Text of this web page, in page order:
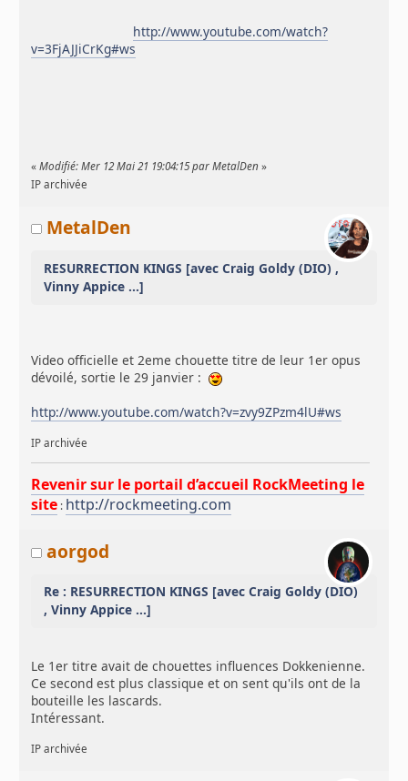
http://www.youtube.com/watch?
v=3FjAJJiCrKg#ws
«Modifié: Mer 12 Mai 21 19:04:15 par MetalDen »
IP archivée
MetalDen
RESURRECTION KINGS [avec Craig Goldy (DIO) ,
Vinny Appice ...]
Video officielle et 2eme chouette titre de leur 1er opus
dévoilé, sortie le 29 janvier :
http://www.youtube.com/watch?v=zvy9ZPzm4lU#ws
IP archivée
Revenir sur le portail d’accueil RockMeeting le
site : http://rockmeeting.com
aorgod
Re : RESURRECTION KINGS [avec Craig Goldy (DIO)
, Vinny Appice ...]
Le 1er titre avait de chouettes influences Dokkenienne.
Ce second est plus classique et on sent qu'ils ont de la
bouteille les lascards.
Intéressant.
IP archivée